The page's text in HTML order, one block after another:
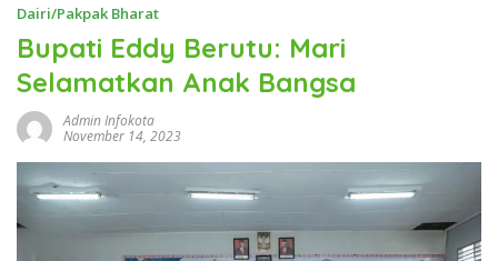
Dairi/Pakpak Bharat
Bupati Eddy Berutu: Mari
Selamatkan Anak Bangsa
Admin Infokota
November 14, 2023